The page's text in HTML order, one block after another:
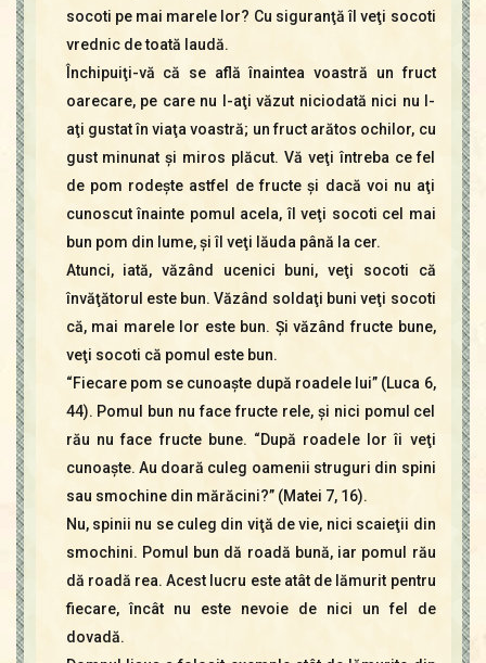
socoti pe mai marele lor? Cu siguranţă îl veţi socoti
vrednic de toată laudă.
Închipuiţi-vă că se află înaintea voastră un fruct
oarecare, pe care nu l-aţi văzut niciodată nici nu l-
aţi gustat în viaţa voastră; un fruct arătos ochilor, cu
gust minunat şi miros plăcut. Vă veţi întreba ce fel
de pom rodeşte astfel de fructe şi dacă voi nu aţi
cunoscut înainte pomul acela, îl veţi socoti cel mai
bun pom din lume, şi îl veţi lăuda până la cer.
Atunci, iată, văzând ucenici buni, veţi socoti că
învăţătorul este bun. Văzând soldaţi buni veţi socoti
că, mai marele lor este bun. Şi văzând fructe bune,
veţi socoti că pomul este bun.
“Fiecare pom se cunoaşte după roadele lui” (Luca 6,
44). Pomul bun nu face fructe rele, şi nici pomul cel
rău nu face fructe bune. “După roadele lor îi veţi
cunoaşte. Au doară culeg oamenii struguri din spini
sau smochine din mărăcini?” (Matei 7, 16).
Nu, spinii nu se culeg din viţă de vie, nici scaieţii din
smochini. Pomul bun dă roadă bună, iar pomul rău
dă roadă rea. Acest lucru este atât de lămurit pentru
fiecare, încât nu este nevoie de nici un fel de
dovadă.